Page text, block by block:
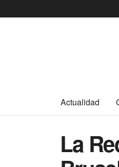
Actualidad
La